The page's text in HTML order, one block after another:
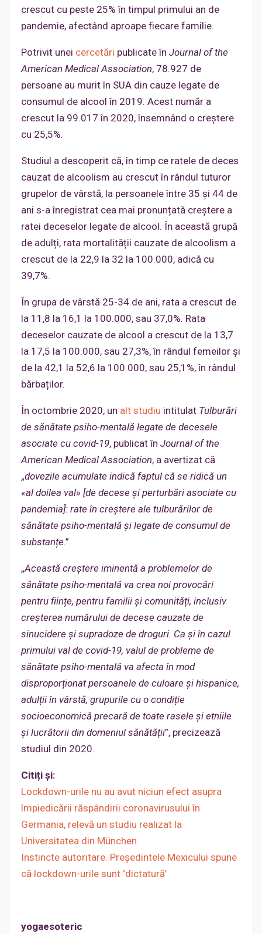
crescut cu peste 25% în timpul primului an de
pandemie, afectând aproape fiecare familie.
Potrivit unei cercetări publicate în Journal of the
American Medical Association, 78.927 de
persoane au murit în SUA din cauze legate de
consumul de alcool în 2019. Acest număr a
crescut la 99.017 în 2020, însemnând o creștere
cu 25,5%.
Studiul a descoperit că, în timp ce ratele de deces
cauzat de alcoolism au crescut în rândul tuturor
grupelor de vârstă, la persoanele între 35 și 44 de
ani s-a înregistrat cea mai pronunțată creștere a
ratei deceselor legate de alcool. În această grupă
de adulți, rata mortalității cauzate de alcoolism a
crescut de la 22,9 la 32 la 100.000, adică cu
39,7%.
În grupa de vârstă 25-34 de ani, rata a crescut de
la 11,8 la 16,1 la 100.000, sau 37,0%. Rata
deceselor cauzate de alcool a crescut de la 13,7
la 17,5 la 100.000, sau 27,3%, în rândul femeilor și
de la 42,1 la 52,6 la 100.000, sau 25,1%, în rândul
bărbaților.
În octombrie 2020, un alt studiu intitulat Tulburări
de sănătate psiho-mentală legate de decesele
asociate cu covid-19, publicat în Journal of the
American Medical Association, a avertizat că
„dovezile acumulate indică faptul că se ridică un
«al doilea val» [de decese și perturbări asociate cu
pandemia]: rate în creștere ale tulburărilor de
sănătate psiho-mentală și legate de consumul de
substanțe.”
„Această creștere iminentă a problemelor de
sănătate psiho-mentală va crea noi provocări
pentru ființe, pentru familii și comunități, inclusiv
creșterea numărului de decese cauzate de
sinucidere și supradoze de droguri. Ca și în cazul
primului val de covid-19, valul de probleme de
sănătate psiho-mentală va afecta în mod
disproporționat persoanele de culoare și hispanice,
adulții în vârstă, grupurile cu o condiție
socioeconomică precară de toate rasele și etniile
și lucrătorii din domeniul sănătății”, precizează
studiul din 2020.
Citiți și:
Lockdown-urile nu au avut niciun efect asupra
împiedicării răspândirii coronavirusului în
Germania, relevă un studiu realizat la
Universitatea din München
Instincte autoritare. Președintele Mexicului spune
că lockdown-urile sunt ‘dictatură’
yogaesoteric